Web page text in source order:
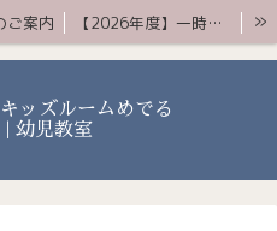
ご案内
【2026年度】一時保育プレミアムコース
アクセス
YouTube
»
ッズルームめでる
| 幼児教室